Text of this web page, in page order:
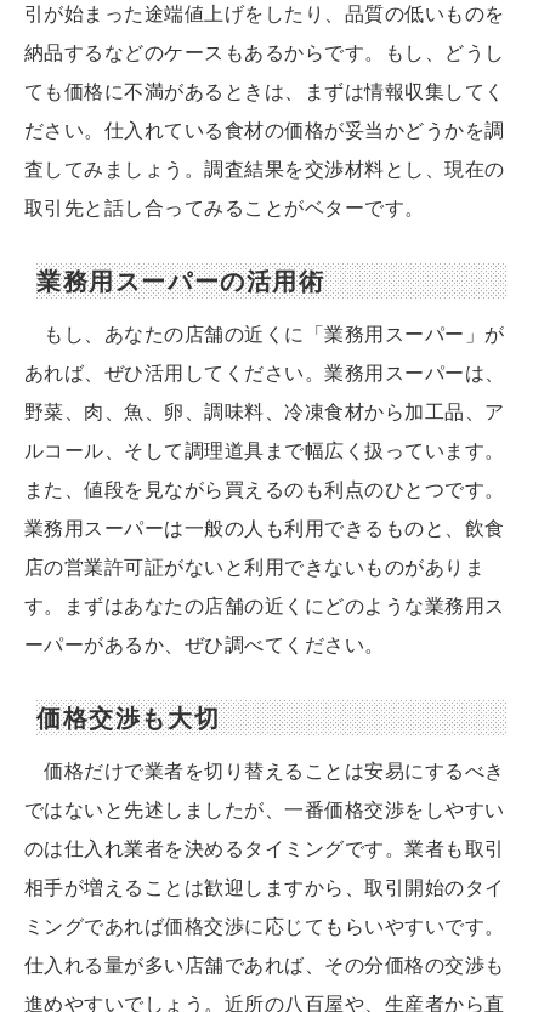
引が始まった途端値上げをしたり、品質の低いものを
納品するなどのケースもあるからです。もし、どうし
ても価格に不満があるときは、まずは情報収集してく
ださい。仕入れている食材の価格が妥当かどうかを調
査してみましょう。調査結果を交渉材料とし、現在の
取引先と話し合ってみることがベターです。
業務用スーパーの活用術
もし、あなたの店舗の近くに「業務用スーパー」が
あれば、ぜひ活用してください。業務用スーパーは、
野菜、肉、魚、卵、調味料、冷凍食材から加工品、ア
ルコール、そして調理道具まで幅広く扱っています。
また、値段を見ながら買えるのも利点のひとつです。
業務用スーパーは一般の人も利用できるものと、飲食
店の営業許可証がないと利用できないものがありま
す。まずはあなたの店舗の近くにどのような業務用ス
ーパーがあるか、ぜひ調べてください。
価格交渉も大切
価格だけで業者を切り替えることは安易にするべき
ではないと先述しましたが、一番価格交渉をしやすい
のは仕入れ業者を決めるタイミングです。業者も取引
相手が増えることは歓迎しますから、取引開始のタイ
ミングであれば価格交渉に応じてもらいやすいです。
仕入れる量が多い店舗であれば、その分価格の交渉も
進めやすいでしょう。近所の八百屋や、生産者から直